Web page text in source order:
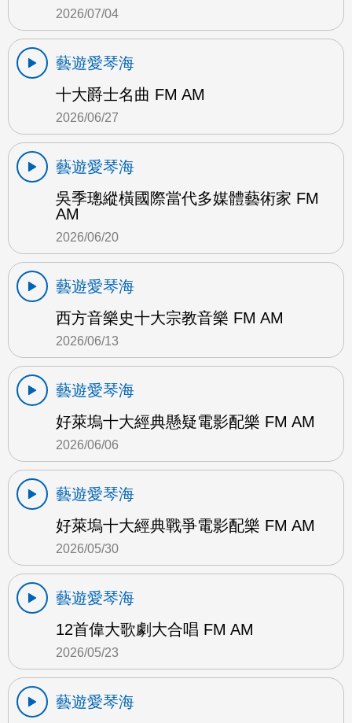
2026/07/04
藝遊愛琴海
十大爵士名曲 FM AM
2026/06/27
藝遊愛琴海
吳季璁縱橫國際當代多媒體藝術家 FM
AM
2026/06/20
藝遊愛琴海
西方音樂史十大宗教音樂 FM AM
2026/06/13
藝遊愛琴海
好萊塢十大經典懸疑電影配樂 FM AM
2026/06/06
藝遊愛琴海
好萊塢十大經典戰爭電影配樂 FM AM
2026/05/30
藝遊愛琴海
12首偉大歌劇大合唱 FM AM
2026/05/23
藝遊愛琴海